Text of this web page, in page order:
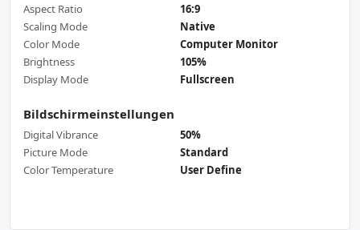
Aspect Ratio
16:9
Scaling Mode
Native
Color Mode
Computer Monitor
Brightness
105%
Display Mode
Fullscreen
Bildschirmeinstellungen
Digital Vibrance
50%
Picture Mode
Standard
Color Temperature
User Define